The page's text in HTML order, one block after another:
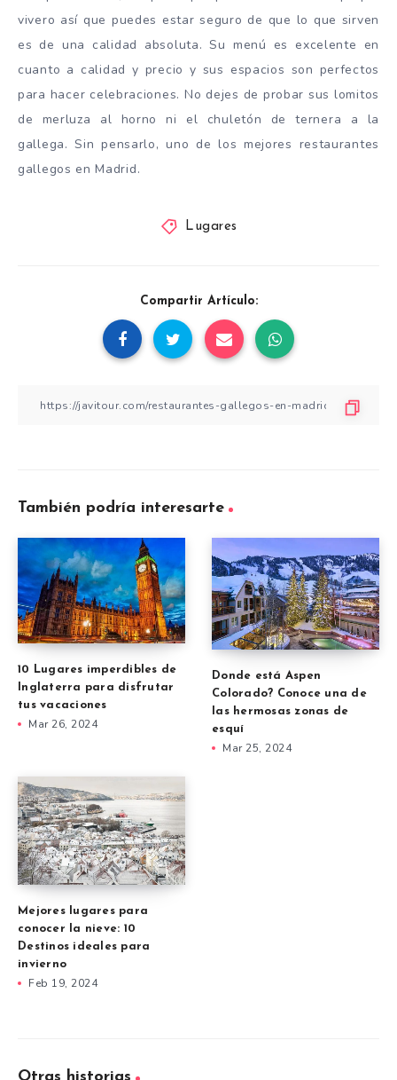
vivero así que puedes estar seguro de que lo que sirven
es de una calidad absoluta. Su menú es excelente en
cuanto a calidad y precio y sus espacios son perfectos
para hacer celebraciones. No dejes de probar sus lomitos
de merluza al horno ni el chuletón de ternera a la
gallega. Sin pensarlo, uno de los mejores restaurantes
gallegos en Madrid.
Lugares
Compartir Artículo:
También podría interesarte
10 Lugares imperdibles de
Inglaterra para disfrutar
tus vacaciones
Mar 26, 2024
Donde está Aspen
Colorado? Conoce una de
las hermosas zonas de
esquí
Mar 25, 2024
Mejores lugares para
conocer la nieve: 10
Destinos ideales para
invierno
Feb 19, 2024